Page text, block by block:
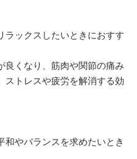
ラックスしたいときにおすす
良くなり、筋肉や関節の痛み
ストレスや疲労を解消する効
和やバランスを求めたいとき